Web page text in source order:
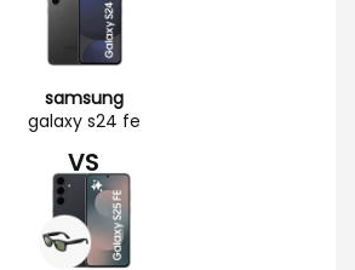
samsung
galaxy s24 fe
VS